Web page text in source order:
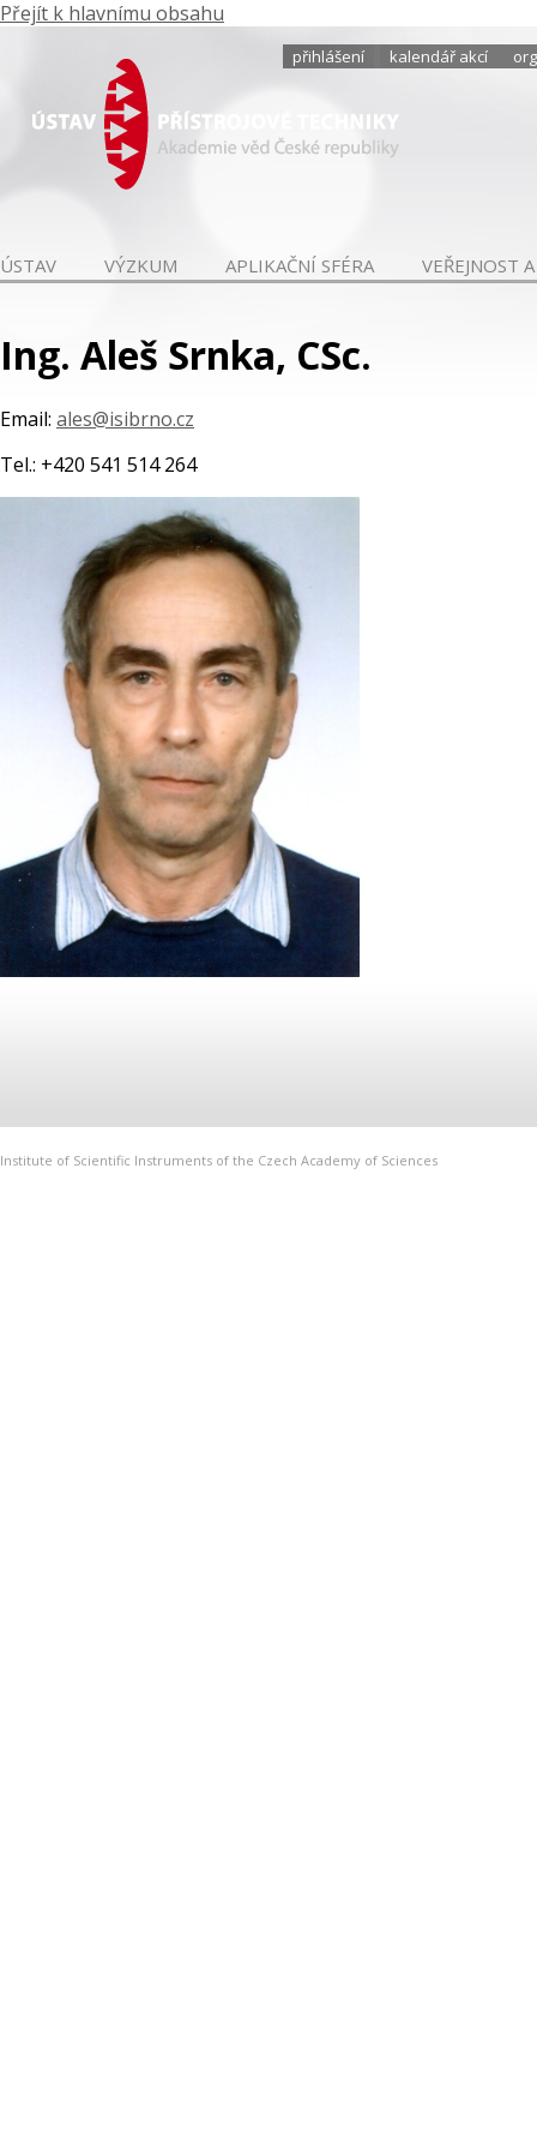
Přejít k hlavnímu obsahu
přihlášení kalendář akcí
ÚSTAV VÝZKUM APLIKAČNÍ SFÉRA VEŘEJNOST
Ing. Aleš Srnka, CSc.
Email: ales@isibrno.cz
Tel.: +420 541 514 264
Institute of Scientific Instruments of the Czech Academy of Sciences